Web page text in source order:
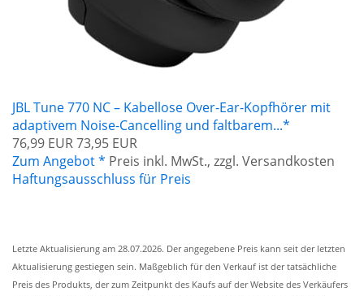
JBL Tune 770 NC – Kabellose Over-Ear-Kopfhörer mit
adaptivem Noise-Cancelling und faltbarem...*
76,99 EUR73,95 EUR
Zum Angebot * Preis inkl. MwSt., zzgl. Versandkosten
Haftungsausschluss für Preis
Letzte Aktualisierung am 28.07.2026. Der angegebene Preis kann seit der letzten
Aktualisierung gestiegen sein. Maßgeblich für den Verkauf ist der tatsächliche
Preis des Produkts, der zum Zeitpunkt des Kaufs auf der Website des Verkäufers